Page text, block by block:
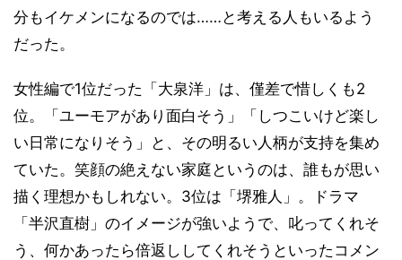
分もイケメンになるのでは……と考える人もいるよう
だった。
女性編で1位だった「大泉洋」は、僅差で惜しくも2
位。「ユーモアがあり面白そう」「しつこいけど楽し
い日常になりそう」と、その明るい人柄が支持を集め
ていた。笑顔の絶えない家庭というのは、誰もが思い
描く理想かもしれない。3位は「堺雅人」。ドラマ
「半沢直樹」のイメージが強いようで、叱ってくれそ
う、何かあったら倍返ししてくれそうといったコメン